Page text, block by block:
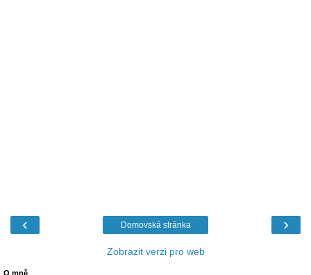
‹ ›
Domovská stránka
Zobrazit verzi pro web
O mně